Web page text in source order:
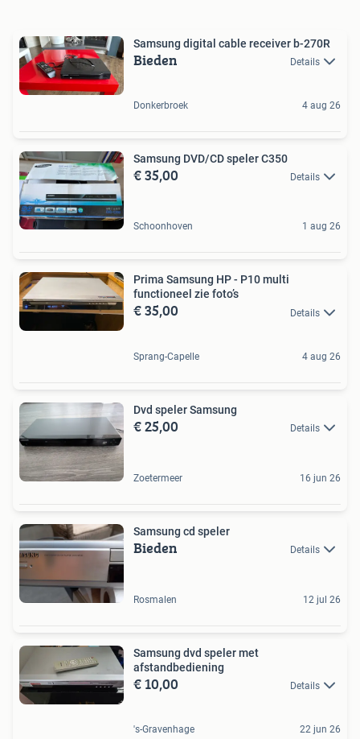
Samsung digital cable receiver b-270R
Bieden Details
Donkerbroek 4 aug 26
Samsung DVD/CD speler C350
€ 35,00 Details
Schoonhoven 1 aug 26
Prima Samsung HP - P10 multi
functioneel zie foto’s
€ 35,00 Details
Sprang-Capelle 4 aug 26
Dvd speler Samsung
€ 25,00 Details
Zoetermeer 16 jun 26
Samsung cd speler
Bieden Details
Rosmalen 12 jul 26
Samsung dvd speler met
afstandbediening
€ 10,00 Details
's-Gravenhage 22 jun 26